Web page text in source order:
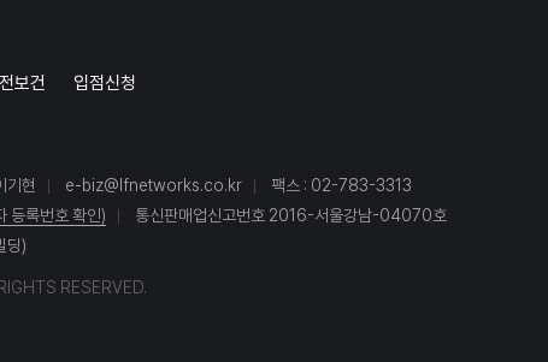
보건 입점신청
기현 e-biz@lfnetworks.co.kr
팩스 : 02-783-3313
등록번호 확인)
통신판매업신고번호 2016-서울강남-04070호
딩)
RESERVED.